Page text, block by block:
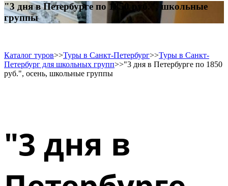
"3 дня в Петербурге по 1850 руб.", школьные
группы
Каталог туров>>Туры в Санкт-Петербург>>Туры в Санкт-
Петербург для школьных групп>>"3 дня в Петербурге по 1850
руб.", осень, школьные группы
"3 дня в